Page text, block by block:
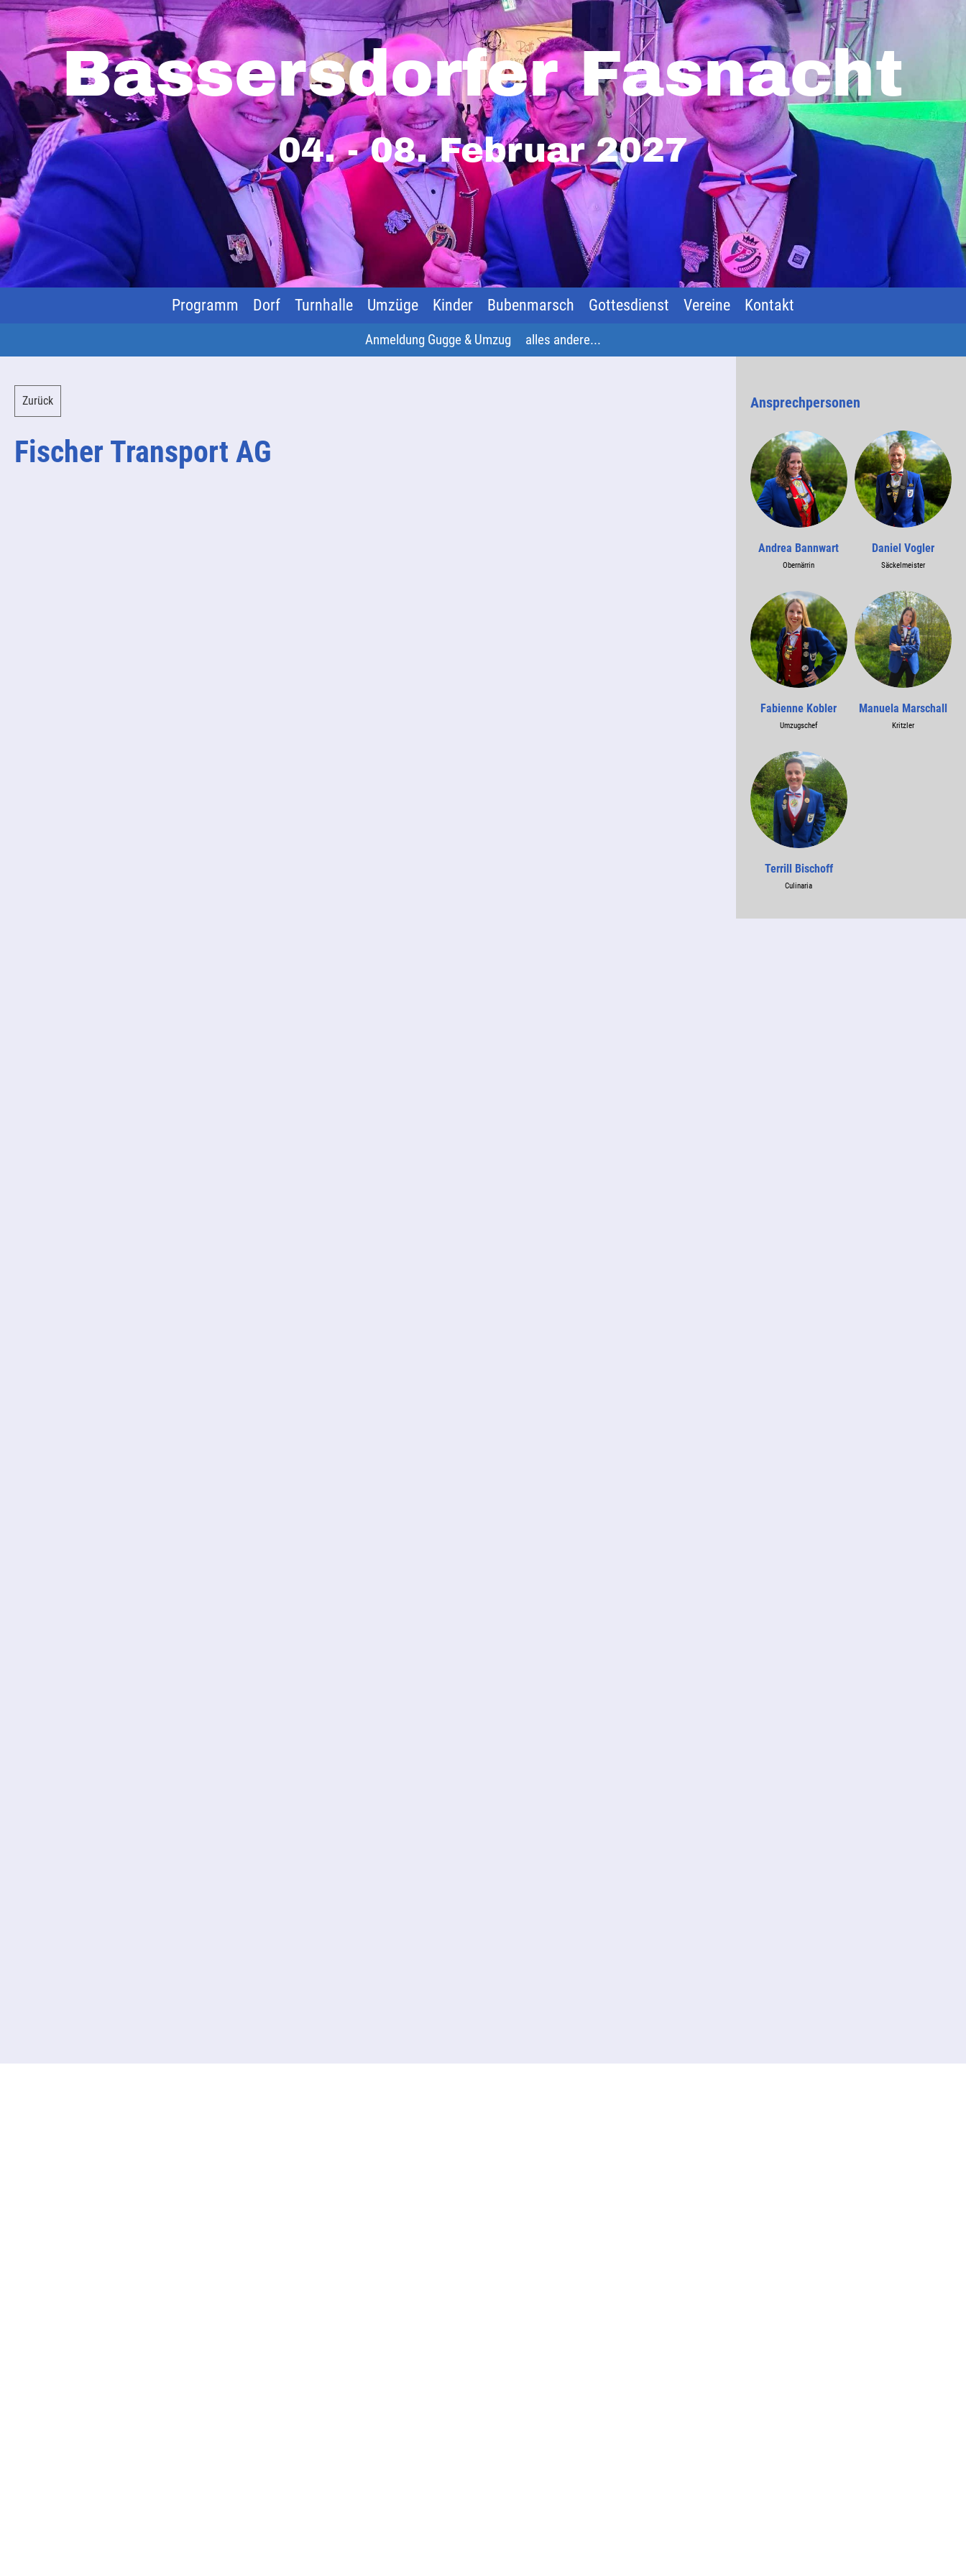
Bassersdorfer Fasnacht
04. - 08. Februar 2027
Programm Dorf Turnhalle Umzüge Kinder Bubenmarsch Gottesdienst Vereine Kontakt
Anmeldung Gugge & Umzug alles andere...
Zurück
Fischer Transport AG
Ansprechpersonen
Andrea Bannwart
Obernärrin
Daniel Vogler
Säckelmeister
Fabienne Kobler
Umzugschef
Manuela Marschall
Kritzler
Terrill Bischoff
Culinaria